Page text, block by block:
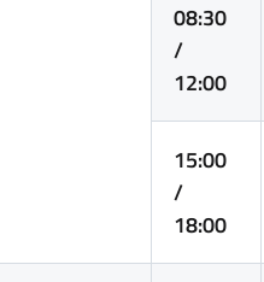
08:30
/
12:00
15:00
/
18:00